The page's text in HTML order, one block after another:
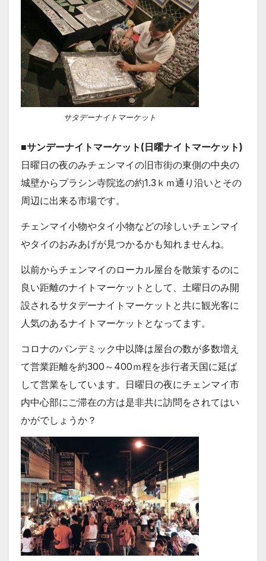
サタデーナイトマーケット
■サンデーナイトマーケット(日曜ナイトマーケット)
日曜日の夜のみチェンマイの旧市街の東側の中央の
城壁からプラシン寺院迄の約1.3ｋｍ通り沿いとその
周辺に出来る市場です。
チェンマイ小物やタイ小物などの珍しいチェンマイ
やタイのおみあげが見つかるかも知れませんね。
以前からチェンマイのローカル屋台を散策するのに
良い距離のナイトマーケットとして、土曜日のみ開
設されるサタデーナイトマーケットと共に観光客に
人気のあるナイトマーケットとなってます。
コロナのパンデミック中以降は屋台の数が多数増え
て営業距離を約300～400ｍ程を歩行者天国に延ば
して営業をしています。日曜日の夜にチェンマイ市
内中心部にご滞在の方は是非共に訪問をされてはい
かがでしょうか？